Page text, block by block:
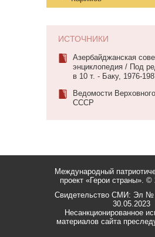
ИСТОЧНИКИ
Азербайджанская
энциклопедия / Под
в 10 т. - Баку, 1976-
Ведомости
СССР
Международный
проект «Герои страны». ©
Свидетельство СМИ: Эл №
30.05.2023
Несанкционированное
материалов сайта